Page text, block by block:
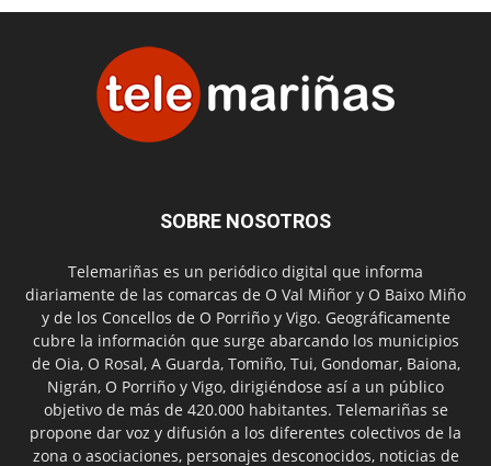
SOBRE NOSOTROS
Telemariñas es un periódico digital que informa
diariamente de las comarcas de O Val Miñor y O Baixo Miño
y de los Concellos de O Porriño y Vigo. Geográficamente
cubre la información que surge abarcando los municipios
de Oia, O Rosal, A Guarda, Tomiño, Tui, Gondomar, Baiona,
Nigrán, O Porriño y Vigo, dirigiéndose así a un público
objetivo de más de 420.000 habitantes. Telemariñas se
propone dar voz y difusión a los diferentes colectivos de la
zona o asociaciones, personajes desconocidos, noticias de